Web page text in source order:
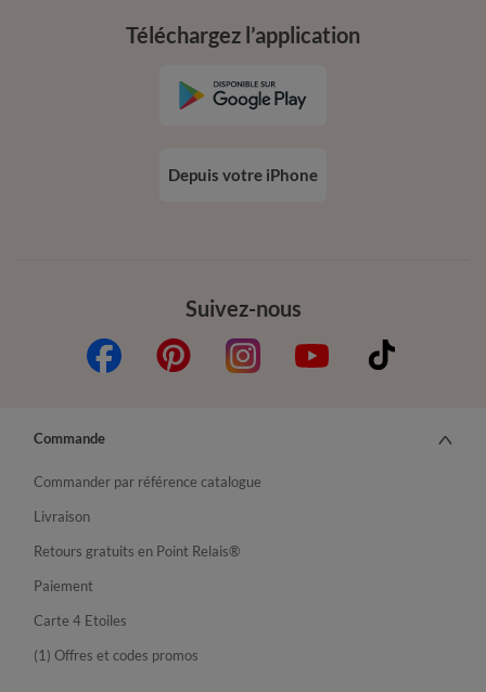
Suivez-nous
Téléchargez l’application
Depuis votre iPhone
Commande
Commander par référence catalogue
Livraison
Retours gratuits en Point Relais®
Paiement
Carte 4 Etoiles
(1) Offres et codes promos